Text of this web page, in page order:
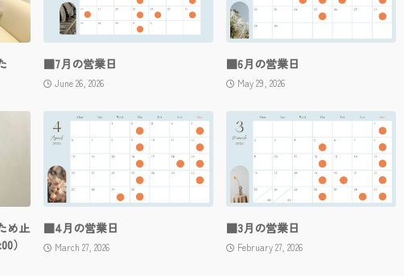
■7月の営業日
June 26, 2026
■6月の営業日
May 29, 2026
め止
）
■4月の営業日
March 27, 2026
■3月の営業日
February 27, 2026